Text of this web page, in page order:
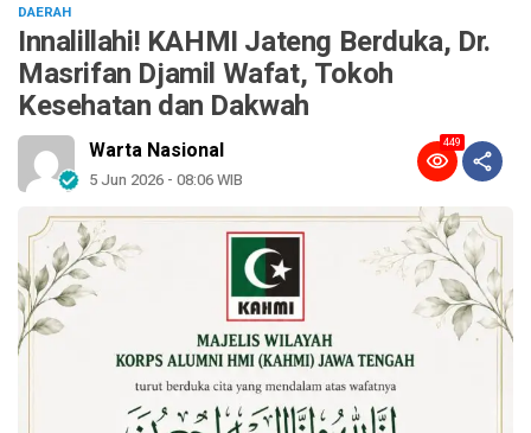
DAERAH
Innalillahi! KAHMI Jateng Berduka, Dr.
Masrifan Djamil Wafat, Tokoh
Kesehatan dan Dakwah
Warta Nasional
5 Jun 2026 - 08:06 WIB
449